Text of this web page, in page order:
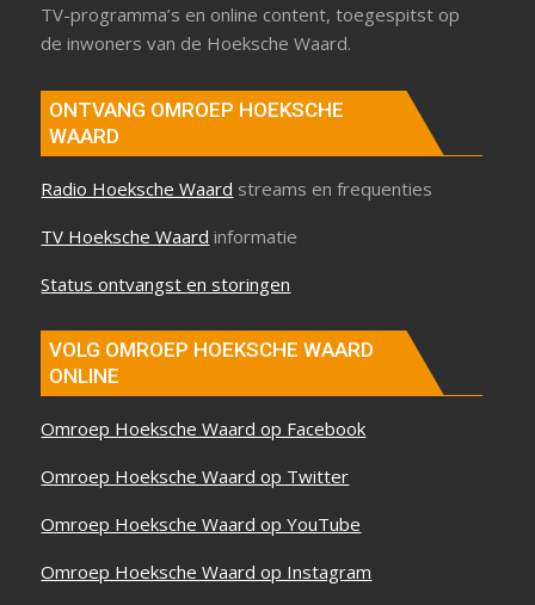
TV-programma’s en online content, toegespitst op
de inwoners van de Hoeksche Waard.
ONTVANG OMROEP HOEKSCHE
WAARD
Radio Hoeksche Waard streams en frequenties
TV Hoeksche Waard informatie
Status ontvangst en storingen
VOLG OMROEP HOEKSCHE WAARD
ONLINE
Omroep Hoeksche Waard op Facebook
Omroep Hoeksche Waard op Twitter
Omroep Hoeksche Waard op YouTube
Omroep Hoeksche Waard op Instagram